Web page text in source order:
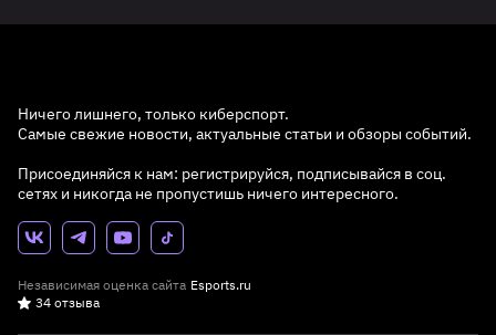
Ничего лишнего, только киберспорт.
Самые свежие новости, актуальные статьи и обзоры событий.
Присоединяйся к нам: регистрируйся, подписывайся в соц.
сетях и никогда не пропустишь ничего интересного.
Независимая оценка сайта Esports.ru
34 отзыва